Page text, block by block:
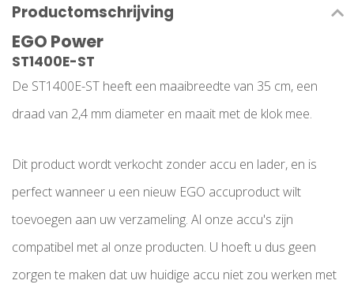
Productomschrijving
EGO Power
ST1400E-ST
De ST1400E-ST heeft een maaibreedte van 35 cm, een
draad van 2,4 mm diameter en maait met de klok mee.
Dit product wordt verkocht zonder accu en lader, en is
perfect wanneer u een nieuw EGO accuproduct wilt
toevoegen aan uw verzameling. Al onze accu's zijn
compatibel met al onze producten. U hoeft u dus geen
zorgen te maken dat uw huidige accu niet zou werken met